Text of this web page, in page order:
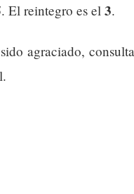
. El reintegro es el 3.
agraciado,